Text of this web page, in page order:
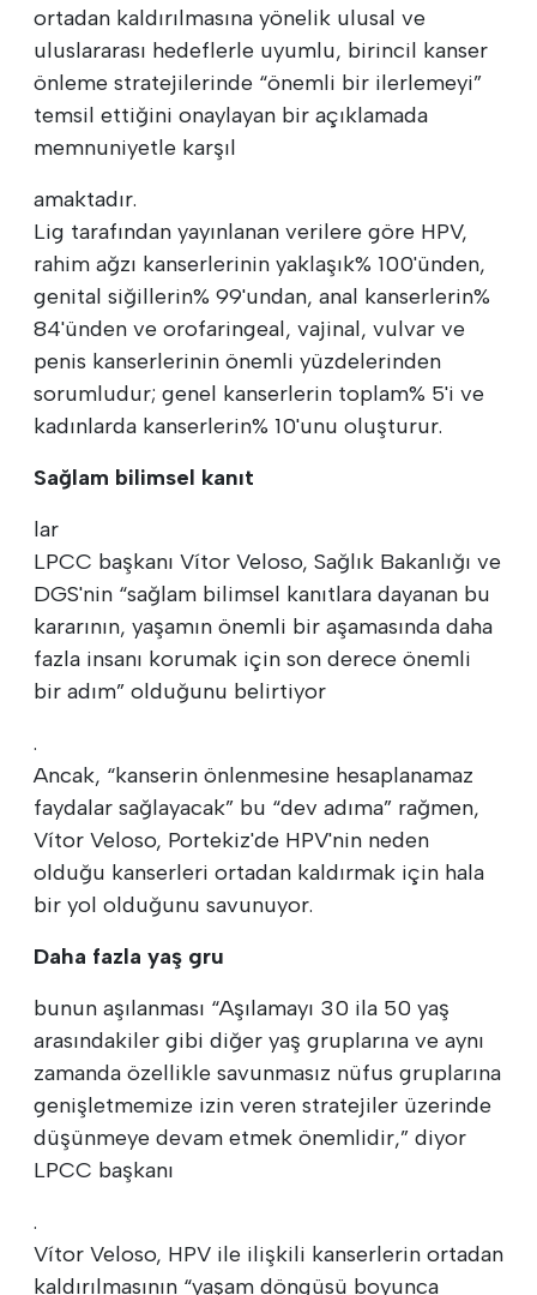
ortadan kaldırılmasına yönelik ulusal ve
uluslararası hedeflerle uyumlu, birincil kanser
önleme stratejilerinde “önemli bir ilerlemeyi”
temsil ettiğini onaylayan bir açıklamada
memnuniyetle karşıl
amaktadır.
Lig tarafından yayınlanan verilere göre HPV,
rahim ağzı kanserlerinin yaklaşık% 100'ünden,
genital siğillerin% 99'undan, anal kanserlerin%
84'ünden ve orofaringeal, vajinal, vulvar ve
penis kanserlerinin önemli yüzdelerinden
sorumludur; genel kanserlerin toplam% 5'i ve
kadınlarda kanserlerin% 10'unu oluşturur.
Sağlam bilimsel kanıt
lar
LPCC başkanı Vítor Veloso, Sağlık Bakanlığı ve
DGS'nin “sağlam bilimsel kanıtlara dayanan bu
kararının, yaşamın önemli bir aşamasında daha
fazla insanı korumak için son derece önemli
bir adım” olduğunu belirtiyor
.
Ancak, “kanserin önlenmesine hesaplanamaz
faydalar sağlayacak” bu “dev adıma” rağmen,
Vítor Veloso, Portekiz'de HPV'nin neden
olduğu kanserleri ortadan kaldırmak için hala
bir yol olduğunu savunuyor.
Daha fazla yaş gru
bunun aşılanması “Aşılamayı 30 ila 50 yaş
arasındakiler gibi diğer yaş gruplarına ve aynı
zamanda özellikle savunmasız nüfus gruplarına
genişletmemize izin veren stratejiler üzerinde
düşünmeye devam etmek önemlidir,” diyor
LPCC başkanı
.
Vítor Veloso, HPV ile ilişkili kanserlerin ortadan
kaldırılmasının “yaşam döngüsü boyunca